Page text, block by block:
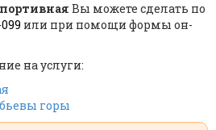
Вы можете сделать по
или при помощи формы он-
на услуги:
горы